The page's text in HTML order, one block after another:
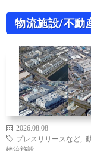
物流施設/不動
2026.08.08
プレスリリースなど
物流施設